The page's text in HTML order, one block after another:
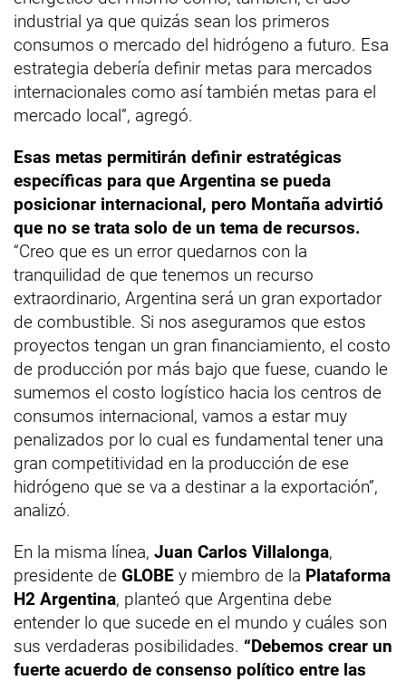
industrial ya que quizás sean los primeros
consumos o mercado del hidrógeno a futuro. Esa
estrategia debería definir metas para mercados
internacionales como así también metas para el
mercado local”, agregó.
Esas metas permitirán definir estratégicas
específicas para que Argentina se pueda
posicionar internacional, pero Montaña advirtió
que no se trata solo de un tema de recursos.
“Creo que es un error quedarnos con la
tranquilidad de que tenemos un recurso
extraordinario, Argentina será un gran exportador
de combustible. Si nos aseguramos que estos
proyectos tengan un gran financiamiento, el costo
de producción por más bajo que fuese, cuando le
sumemos el costo logístico hacia los centros de
consumos internacional, vamos a estar muy
penalizados por lo cual es fundamental tener una
gran competitividad en la producción de ese
hidrógeno que se va a destinar a la exportación”,
analizó.
En la misma línea, Juan Carlos Villalonga,
presidente de GLOBE y miembro de la Plataforma
H2 Argentina, planteó que Argentina debe
entender lo que sucede en el mundo y cuáles son
sus verdaderas posibilidades. “Debemos crear un
fuerte acuerdo de consenso político entre las